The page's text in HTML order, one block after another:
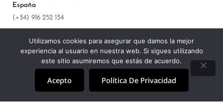
España
(+34) 916 252 134
Utilizamos cookies para asegurar que damos la mejor
experiencia al usuario en nuestra web. Si sigues utilizando
este sitio asumiremos que estás de acuerdo.
Acepto Política De Privacidad